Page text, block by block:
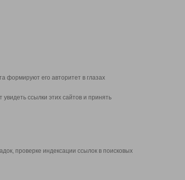
формируют его авторитет в глазах
ссылки этих сайтов и принять
проверке индексации ссылок в поисковых